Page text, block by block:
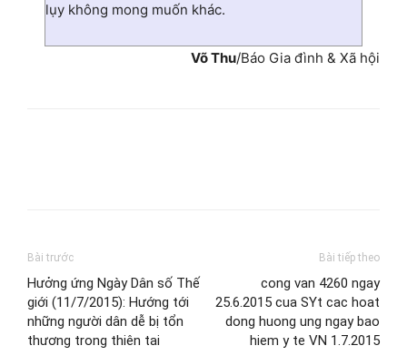
lụy không mong muốn khác.
Võ Thu/Báo Gia đình & Xã hội
Bài trước
Hưởng ứng Ngày Dân số Thế
giới (11/7/2015): Hướng tới
những người dân dễ bị tổn
thương trong thiên tai
Bài tiếp theo
cong van 4260 ngay
25.6.2015 cua SYt cac hoat
dong huong ung ngay bao
hiem y te VN 1.7.2015